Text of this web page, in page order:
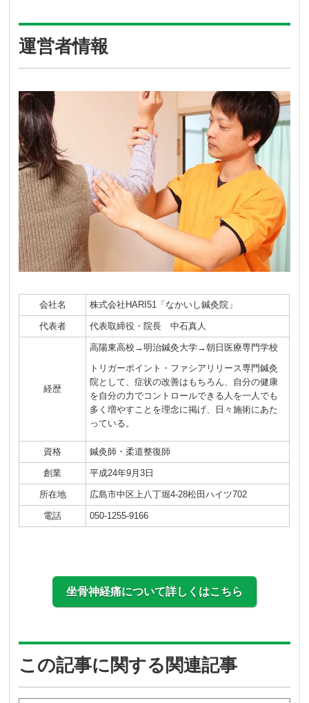
運営者情報
会社名 株式会社HARI51「なかいし鍼灸院」
代表者 代表取締役・院長 中石真人
経歴
高陽東高校→明治鍼灸大学→朝日医療専門学校
トリガーポイント・ファシアリリース専門鍼灸
院として、症状の改善はもちろん、自分の健康
を自分の力でコントロールできる人を一人でも
多く増やすことを理念に掲げ、日々施術にあた
っている。
資格 鍼灸師・柔道整復師
創業 平成24年9月3日
所在地 広島市中区上八丁堀4-28松田ハイツ702
電話 050-1255-9166
坐骨神経痛について詳しくはこちら
この記事に関する関連記事